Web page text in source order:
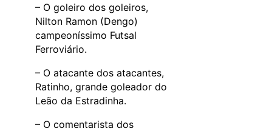
– O goleiro dos goleiros,
Nilton Ramon (Dengo)
campeoníssimo Futsal
Ferroviário.
– O atacante dos atacantes,
Ratinho, grande goleador do
Leão da Estradinha.
– O comentarista dos